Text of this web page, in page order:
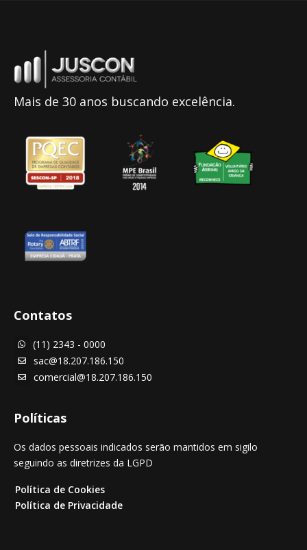
Mais de 30 anos buscando excelência.
Contatos
 (11) 2343 - 0000
 sac@18.207.186.150
 comercial@18.207.186.150
Políticas
Os dados pessoais indicados serão mantidos em sigilo
seguindo as diretrizes da LGPD
Política de Cookies
Política de Privacidade